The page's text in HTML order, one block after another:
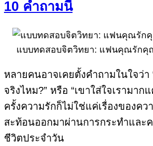
10 คำถามนี้
แบบทดสอบจิตวิทยา: แฟนคุณรักคุ
หลายคนอาจเคยตั้งคำถามในใจว่า
จริงไหม?” หรือ “เขาใส่ใจเรามาก
ครั้งความรักก็ไม่ใช่แค่เรื่องของคว
สะท้อนออกมาผ่านการกระทำและ
ชีวิตประจำวัน